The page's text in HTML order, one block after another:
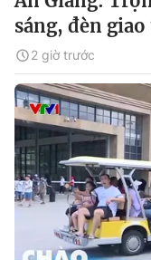
sáng, đèn
2 giờ trước